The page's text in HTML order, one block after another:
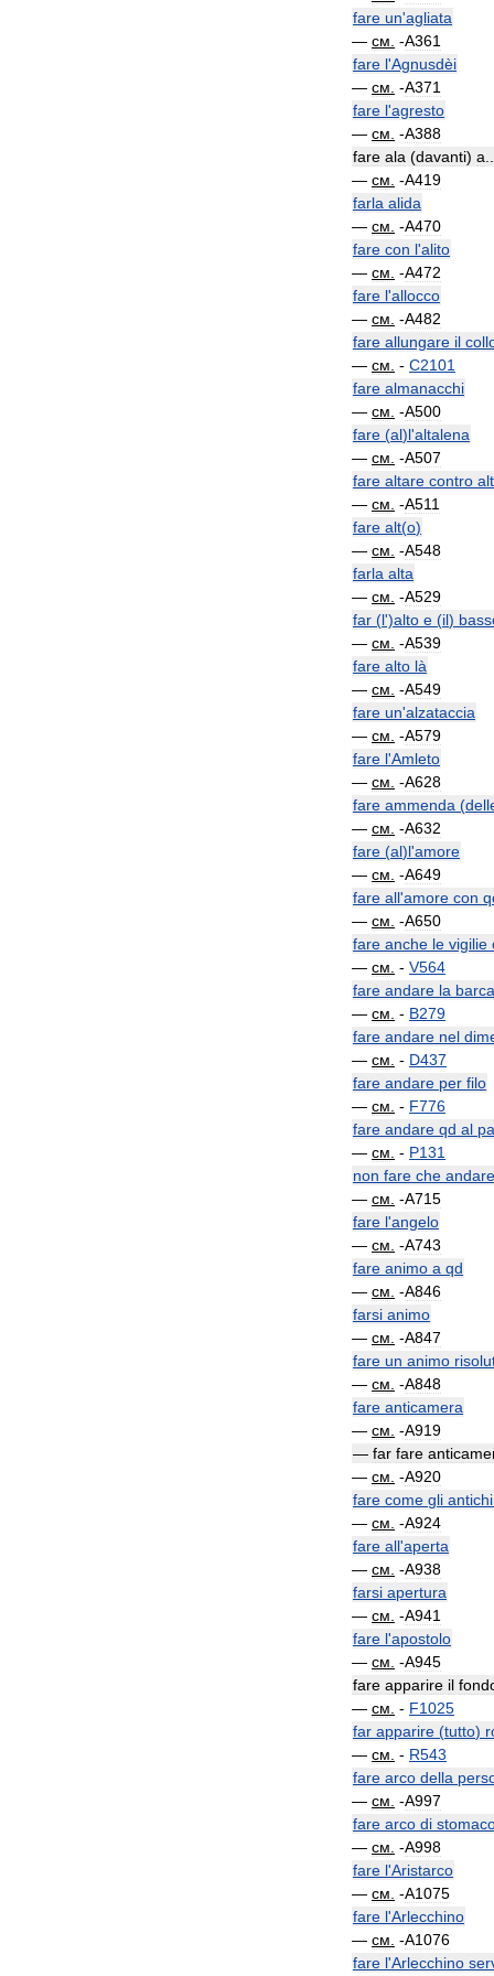
fare un'agliata
— см -A361
fare l'Agnusdèi
— см -A371
fare l'agresto
— см -A388
fare ala (davanti) a
— см -A419
farla alida
— см -A470
fare con l'alito
— см -A472
fare l'allocco
— см -A482
fare allungare il
— см - C2101
fare almanacchi
— см -A500
fare (al)l'altalena
— см -A507
fare altare contro
— см -A511
fare alt(o)
— см -A548
farla alta
— см -A529
far (l')alto e (il)
— см -A539
fare alto là
— см -A549
fare un'alzataccia
— см -A579
fare l'Amleto
— см -A628
fare ammenda (
— см -A632
fare (al)l'amore
— см -A649
fare all'amore con
— см -A650
fare anche le vigilie
— см - V564
fare andare la barca
— см - B279
fare andare nel
— см - D437
fare andare per filo
— см - F776
fare andare qd al
— см - P131
non fare che andare
— см -A715
fare l'angelo
— см -A743
fare animo a qd
— см -A846
farsi animo
— см -A847
fare un animo
— см -A848
fare anticamera
— см -A919
— far fare
— см -A920
fare come gli antichi
— см -A924
fare all'aperta
— см -A938
farsi apertura
— см -A941
fare l'apostolo
— см -A945
fare apparire il
— см - F1025
far apparire (tutto)
— см - R543
fare arco della
— см -A997
fare arco di
— см -A998
fare l'Aristarco
— см -A1075
fare l'Arlecchino
— см -A1076
fare l'Arlecchino